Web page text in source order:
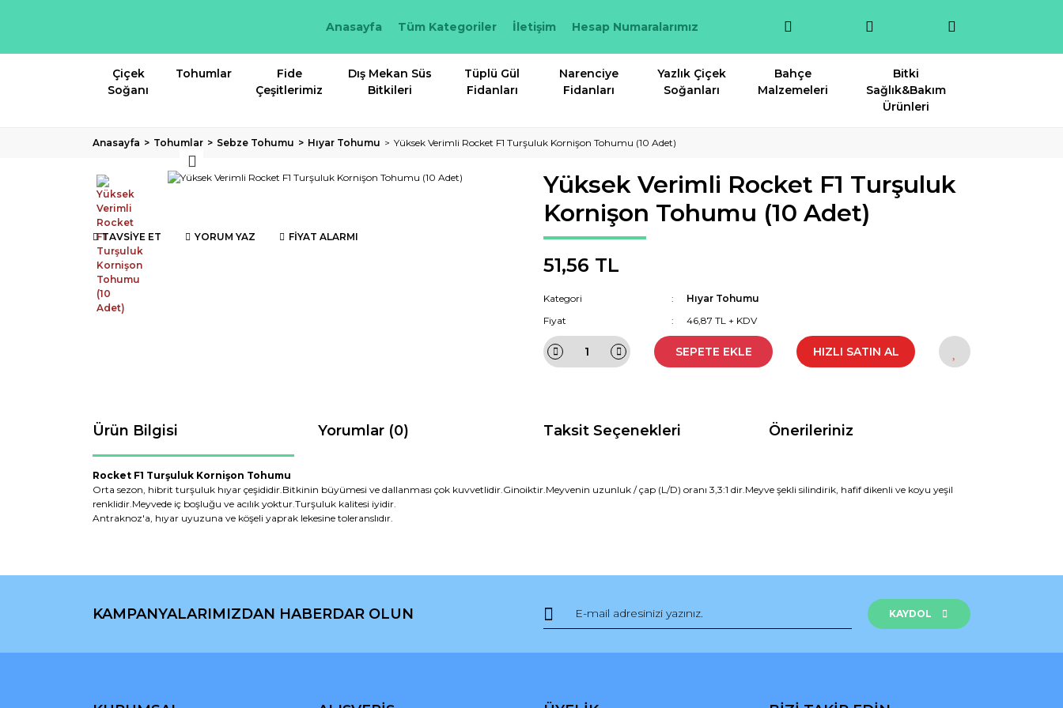
Anasayfa Tüm Kategoriler İletişim Hesap Numaralarımız
Çiçek
Soğanı
Tohumlar
Fide
Çeşitlerimiz
Dış Mekan Süs
Bitkileri
Tüplü Gül
Fidanları
Narenciye
Fidanları
Yazlık Çiçek
Soğanları
Bahçe
Malzemeleri
Bitki
Sağlık&Bakım
Ürünleri
Anasayfa Tohumlar Sebze Tohumu Hıyar Tohumu Yüksek Verimli Rocket F1 Turşuluk Kornişon Tohumu (10 Adet)
TAVSİYE ET YORUM YAZ FİYAT ALARMI
Yüksek Verimli Rocket F1 Turşuluk
Kornişon Tohumu (10 Adet)
51,56 TL
Kategori
Hıyar Tohumu
Fiyat
46,87 TL + KDV
SEPETE EKLE HIZLI SATIN AL
Ürün Bilgisi Yorumlar (0) Taksit Seçenekleri Önerileriniz
Rocket F1 Turşuluk Kornişon Tohumu
Orta sezon, hibrit turşuluk hıyar çeşididir.Bitkinin büyümesi ve dallanması çok kuvvetlidir.Ginoiktir.Meyvenin uzunluk / çap (L/D) oranı 3,3:1 dir.Meyve şekli silindirik, hafif dikenli ve koyu yeşil
renklidir.Meyvede iç boşluğu ve acılık yoktur.Turşuluk kalitesi iyidir.
Antraknoz'a, hıyar uyuzuna ve köşeli yaprak lekesine toleranslıdır.
Yorum Yaz
Görüş ve önerileriniz için teşekkür ederiz.
Ürün resmi kalitesiz, bozuk veya görüntülenemiyor.
KAMPANYALARIMIZDAN HABERDAR OLUN KAYDOL